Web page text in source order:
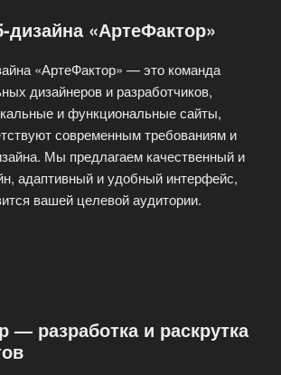
дизайна «АртеФактор»
«АртеФактор» — это команда
дизайнеров и разработчиков,
и функциональные сайты,
современным требованиям и
Мы предлагаем качественный и
адаптивный и удобный интерфейс,
вашей целевой аудитории.
— разработка и раскрутка